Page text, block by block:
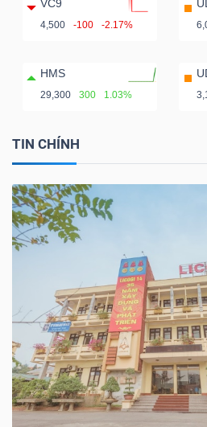
VC9
4,500 -100 -2.17%
HMS
29,300 300 1.03%
TIN CHÍNH